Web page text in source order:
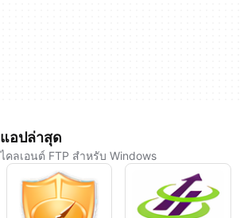
แอปล่าสุด
ไคลเอนต์ FTP สำหรับ Windows